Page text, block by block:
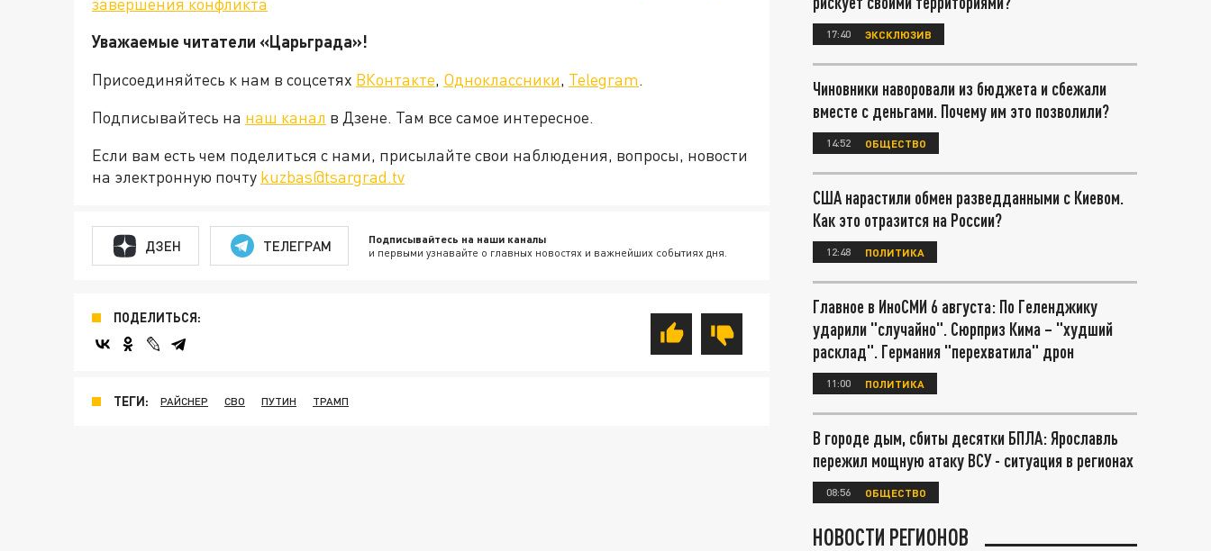
Уважаемые читатели «Царьграда»!
Присоединяйтесь к нам в соцсетях ВКонтакте, Одноклассники, Telegram.
Подписывайтесь на наш канал в Дзене. Там все самое интересное.
Если вам есть чем поделиться с нами, присылайте свои наблюдения, вопросы, новости
на электронную почту kuzbas@tsargrad.tv
ДЗЕН ТЕЛЕГРАМ Подписывайтесь на наши каналы
и первыми узнавайте о главных новостях и важнейших событиях дня.
ПОДЕЛИТЬСЯ:
ТЕГИ: РАЙСНЕР СВО ПУТИН ТРАМП
17:40 ЭКСКЛЮЗИВ
Чиновники наворовали из бюджета и сбежали
вместе с деньгами. Почему им это позволили?
14:52 ОБЩЕСТВО
США нарастили обмен разведданными с Киевом.
Как это отразится на России?
12:48 ПОЛИТИКА
Главное в ИноСМИ 6 августа: По Геленджику
ударили "случайно". Сюрприз Кима – "худший
расклад". Германия "перехватила" дрон
11:00 ПОЛИТИКА
В городе дым, сбиты десятки БПЛА: Ярославль
пережил мощную атаку ВСУ - ситуация в регионах
08:56 ОБЩЕСТВО
НОВОСТИ РЕГИОНОВ